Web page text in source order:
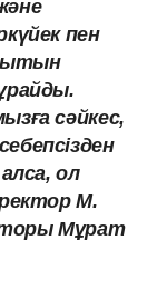
пен
сәйкес,
ол
М.
Мұрат